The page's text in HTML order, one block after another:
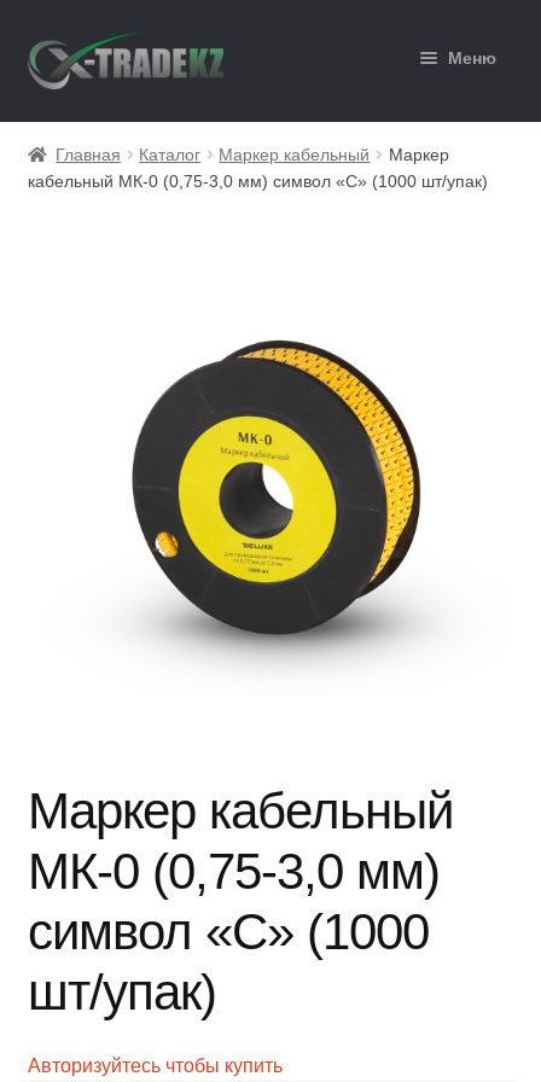
Перейти
к
Перейти
к
Меню
Главная
Каталог
Оформление заказа
Главная Каталог Маркер кабельный
Маркер
кабельный МК-0 (0,75-3,0 мм) символ «C» (1000 шт/упак)
Маркер кабельный
МК-0 (0,75-3,0 мм)
символ «C» (1000
шт/упак)
Авторизуйтесь чтобы купить